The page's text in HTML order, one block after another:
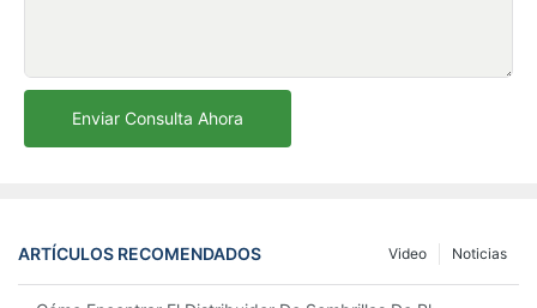
Enviar Consulta Ahora
ARTÍCULOS RECOMENDADOS Noticias
Video